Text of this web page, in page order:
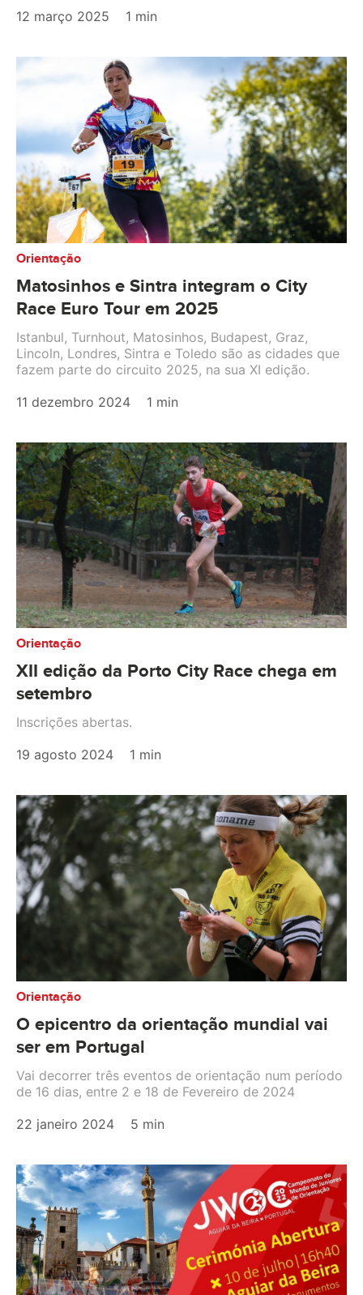
12 março 2025
1 min
Orientação
Matosinhos e Sintra integram o City
Race Euro Tour em 2025
Istanbul, Turnhout, Matosinhos, Budapest, Graz,
Lincoln, Londres, Sintra e Toledo são as cidades que
fazem parte do circuito 2025, na sua XI edição.
11 dezembro 2024
1 min
Orientação
XII edição da Porto City Race chega em
setembro
Inscrições abertas.
19 agosto 2024
1 min
Orientação
O epicentro da orientação mundial vai
ser em Portugal
Vai decorrer três eventos de orientação num período
de 16 dias, entre 2 e 18 de Fevereiro de 2024
22 janeiro 2024
5 min